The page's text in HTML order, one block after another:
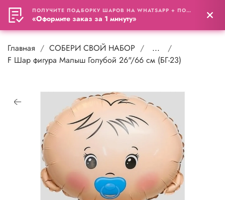
0
Главная СОБЕРИ СВОЙ НАБОР
...
F Шар фигура Малыш Голубой 26"/66 см (БГ-23)
ПОЛУЧИТЕ ПОДБОРКУ ШАРОВ НА WHATSAPP + ПОДАРОК
«Оформите заказ за 1 минуту»